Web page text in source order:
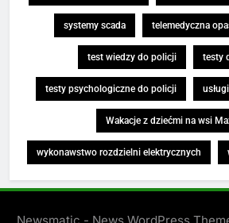
systemy scada telemedyczna
test wiedzy do policji testy
testy psychologiczne do policji
Wakacje z dziećmi na wsi
wykonawstwo rozdzielni elektrycznych